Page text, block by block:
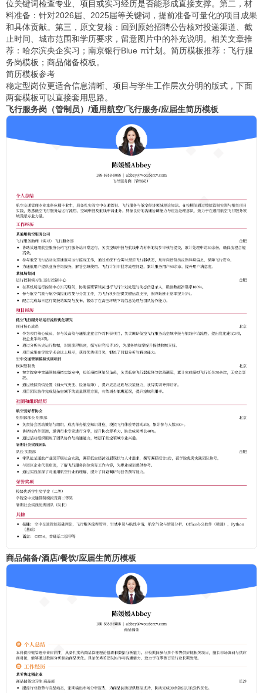
位关键词检查专业、项目或实习经历是否能形成直接支撑。第二，材
料准备：针对2026届、2025届等关键词，提前准备可量化的项目成果
和具体贡献。第三，原文复核：回到原始招聘公告核对投递渠道、截
止时间、城市范围和学历要求，留意图片中的补充说明。相关文章推
荐： 哈尔滨央企实习 ； 南京银行Blue π计划 。简历模板推荐： 飞行服
务岗模板 ； 商品储备模板 。
简历模板参考
稳定型岗位更适合信息清晰、项目与学生工作层次分明的版式，下面
两套模板可以直接套用思路。
飞行服务岗（管制员）/通用航空/飞行服务/应届生简历模板
商品储备/酒店/餐饮/应届生简历模板